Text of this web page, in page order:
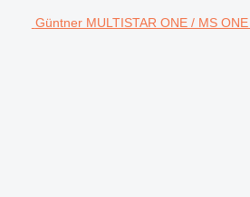
Güntner MULTISTAR ONE / MS